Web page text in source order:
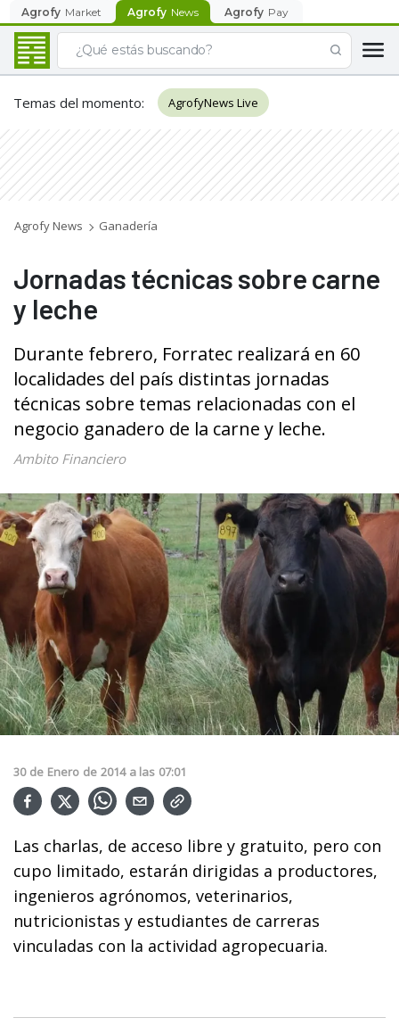
Agrofy Market Agrofy News Agrofy Pay
Temas del momento: AgrofyNews Live
Agrofy News Ganadería
Jornadas técnicas sobre carne
y leche
Durante febrero, Forratec realizará en 60
localidades del país distintas jornadas
técnicas sobre temas relacionadas con el
negocio ganadero de la carne y leche.
Ambito Financiero
30 de Enero de 2014 a las 07:01
Las charlas, de acceso libre y gratuito, pero con
cupo limitado, estarán dirigidas a productores,
ingenieros agrónomos, veterinarios,
nutricionistas y estudiantes de carreras
vinculadas con la actividad agropecuaria.